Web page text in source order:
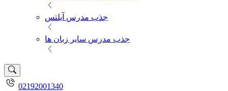
جذب مدرس آیلتس
جذب مدرس سایر زبان ها
02192001340